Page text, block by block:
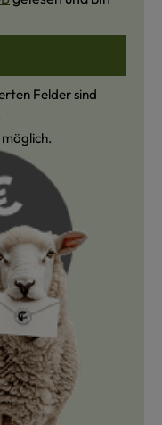
Felder sind